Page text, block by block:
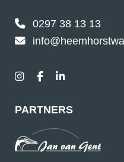
0297 38 13 13
PARTNERS